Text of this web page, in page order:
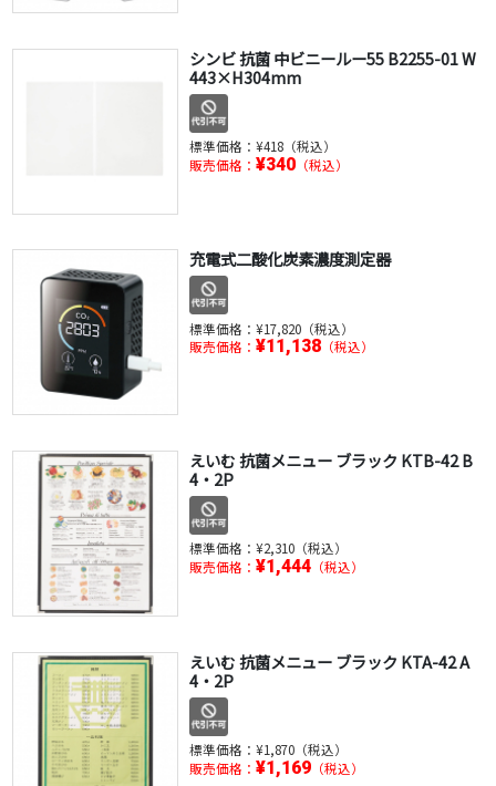
シンビ 抗菌 中ビニールー55 B2255-01 W
443×H304mm
標準価格： ¥418（税込）
販売価格： ¥340（税込）
充電式二酸化炭素濃度測定器
標準価格： ¥17,820（税込）
販売価格： ¥11,138（税込）
えいむ 抗菌メニュー ブラック KTB-42 B
4・2P
標準価格： ¥2,310（税込）
販売価格： ¥1,444（税込）
えいむ 抗菌メニュー ブラック KTA-42 A
4・2P
標準価格： ¥1,870（税込）
販売価格： ¥1,169（税込）